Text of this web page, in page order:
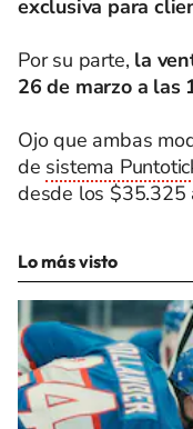
exclusiva para
Por su parte, la
26 de marzo a las
Ojo que ambas
de sistema
desde los $35.325
Lo más visto